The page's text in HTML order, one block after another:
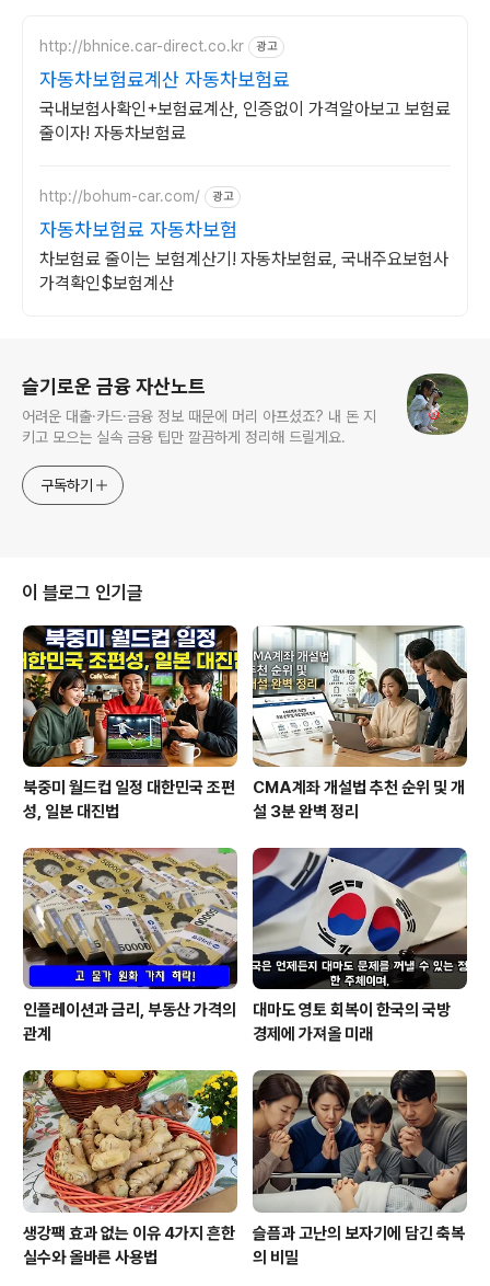
http://bhnice.car-direct.co.kr 광고
자동차보험료계산 자동차보험료
국내보험사확인+보험료계산, 인증없이 가격알아보고 보험료
줄이자! 자동차보험료
http://bohum-car.com/ 광고
자동차보험료 자동차보험
차보험료 줄이는 보험계산기! 자동차보험료, 국내주요보험사
가격확인$보험계산
슬기로운 금융 자산노트
어려운 대출·카드·금융 정보 때문에 머리 아프셨죠? 내 돈 지
키고 모으는 실속 금융 팁만 깔끔하게 정리해 드릴게요.
구독하기
이 블로그 인기글
북중미 월드컵 일정 대한민국 조편
성, 일본 대진법
CMA계좌 개설법 추천 순위 및 개
설 3분 완벽 정리
인플레이션과 금리, 부동산 가격의
관계
대마도 영토 회복이 한국의 국방
경제에 가져올 미래
생강팩 효과 없는 이유 4가지 흔한
실수와 올바른 사용법
슬픔과 고난의 보자기에 담긴 축복
의 비밀